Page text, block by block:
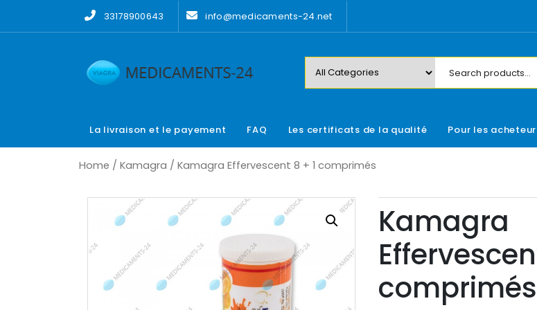
33178900643 info@medicaments-24.net
La livraison et le payement FAQ Les certificats de la qualité Pour les
Home / Kamagra / Kamagra Effervescent 8 + 1 comprimés
Kamagra
comprimés